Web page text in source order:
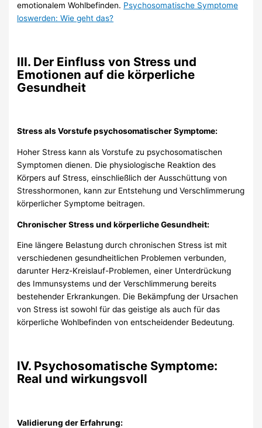
emotionalem Wohlbefinden. Psychosomatische Symptome
loswerden: Wie geht das?
III. Der Einfluss von Stress und
Emotionen auf die körperliche
Gesundheit
Stress als Vorstufe psychosomatischer Symptome:
Hoher Stress kann als Vorstufe zu psychosomatischen
Symptomen dienen. Die physiologische Reaktion des
Körpers auf Stress, einschließlich der Ausschüttung von
Stresshormonen, kann zur Entstehung und Verschlimmerung
körperlicher Symptome beitragen.
Chronischer Stress und körperliche Gesundheit:
Eine längere Belastung durch chronischen Stress ist mit
verschiedenen gesundheitlichen Problemen verbunden,
darunter Herz-Kreislauf-Problemen, einer Unterdrückung
des Immunsystems und der Verschlimmerung bereits
bestehender Erkrankungen. Die Bekämpfung der Ursachen
von Stress ist sowohl für das geistige als auch für das
körperliche Wohlbefinden von entscheidender Bedeutung.
IV. Psychosomatische Symptome:
Real und wirkungsvoll
Validierung der Erfahrung: